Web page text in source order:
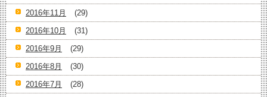
2016年11月
(29)
2016年10月
(31)
2016年9月
(29)
2016年8月
(30)
2016年7月
(28)